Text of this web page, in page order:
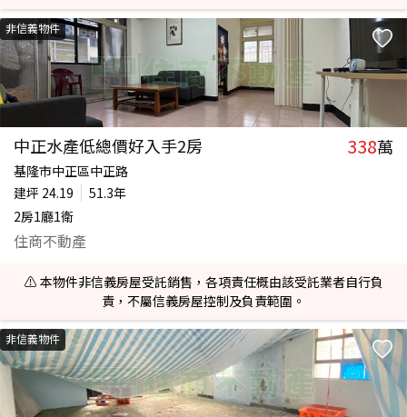
非信義物件
中正水產低總價好入手2房 338萬
基隆市中正區中正路
建坪 24.19
51.3年
2房1廳1衛
住商不動產
⚠️ 本物件非信義房屋受託銷售，各項責任概由該受託業者自行負
責，不屬信義房屋控制及負責範圍。
非信義物件